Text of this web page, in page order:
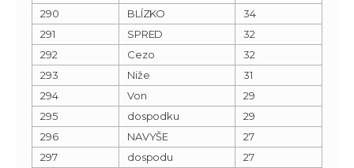
290
BLÍZKO
34
291
SPRED
32
292
Cezo
32
293
Niže
31
294
Von
29
295
dospodku
29
296
NAVYŠE
27
297
dospodu
27